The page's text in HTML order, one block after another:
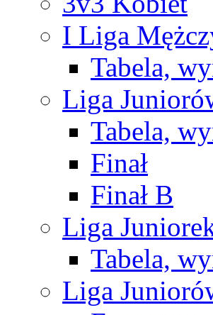
I Liga
Tabela,
Liga
Tabela,
Finał
Finał B
Liga
Tabela,
Liga